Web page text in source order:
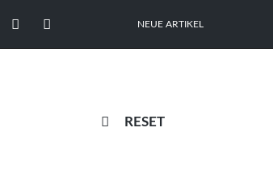
  NEUE ARTIKEL
 RESET